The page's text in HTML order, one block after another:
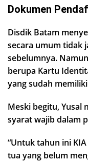
Dokumen
Disdik Batam
secara umum tidak
sebelumnya.
berupa Kartu
yang sudah
Meski begitu, Yusal
syarat wajib dalam
“Untuk tahun ini
tua yang belum